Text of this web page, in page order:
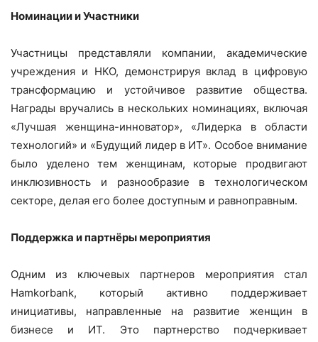
Номинации и Участники
Участницы представляли компании, академические
учреждения и НКО, демонстрируя вклад в цифровую
трансформацию и устойчивое развитие общества.
Награды вручались в нескольких номинациях, включая
«Лучшая женщина-инноватор», «Лидерка в области
технологий» и «Будущий лидер в ИТ». Особое внимание
было уделено тем женщинам, которые продвигают
инклюзивность и разнообразие в технологическом
секторе, делая его более доступным и равноправным.
Поддержка и партнёры мероприятия
Одним из ключевых партнеров мероприятия стал
Hamkorbank, который активно поддерживает
инициативы, направленные на развитие женщин в
бизнесе и ИТ. Это партнерство подчеркивает